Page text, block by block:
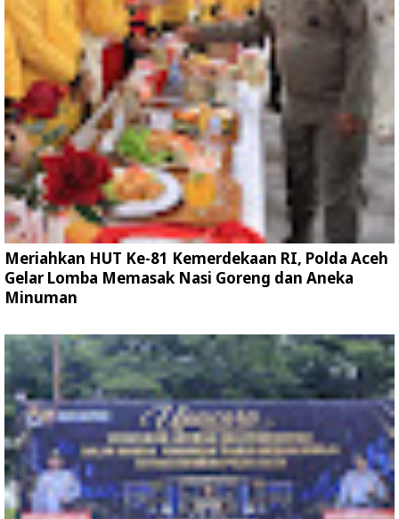
Meriahkan HUT Ke-81 Kemerdekaan RI, Polda Aceh
Gelar Lomba Memasak Nasi Goreng dan Aneka
Minuman